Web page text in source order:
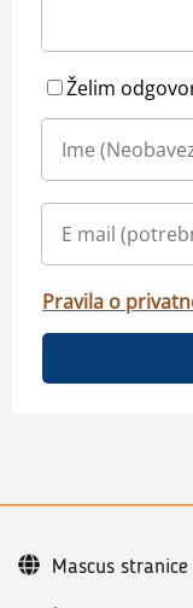
Želim
Pravila o
Mascus stranice